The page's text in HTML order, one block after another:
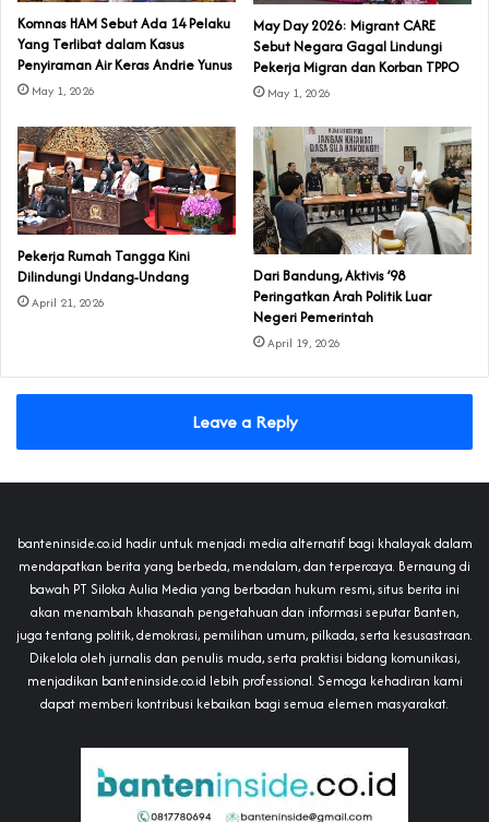
Komnas HAM Sebut Ada 14 Pelaku
Yang Terlibat dalam Kasus
Penyiraman Air Keras Andrie Yunus
May 1, 2026
May Day 2026: Migrant CARE
Sebut Negara Gagal Lindungi
Pekerja Migran dan Korban TPPO
May 1, 2026
Pekerja Rumah Tangga Kini
Dilindungi Undang-Undang
April 21, 2026
Dari Bandung, Aktivis ’98
Peringatkan Arah Politik Luar
Negeri Pemerintah
April 19, 2026
Leave a Reply
banteninside.co.id hadir untuk menjadi media alternatif bagi khalayak dalam
mendapatkan berita yang berbeda, mendalam, dan terpercaya. Bernaung di
bawah PT Siloka Aulia Media yang berbadan hukum resmi, situs berita ini
akan menambah khasanah pengetahuan dan informasi seputar Banten,
juga tentang politik, demokrasi, pemilihan umum, pilkada, serta kesusastraan.
Dikelola oleh jurnalis dan penulis muda, serta praktisi bidang komunikasi,
menjadikan banteninside.co.id lebih professional. Semoga kehadiran kami
dapat memberi kontribusi kebaikan bagi semua elemen masyarakat.